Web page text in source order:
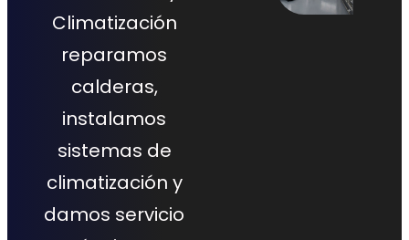
Climatización
reparamos
calderas,
instalamos
sistemas de
climatización y
damos servicio